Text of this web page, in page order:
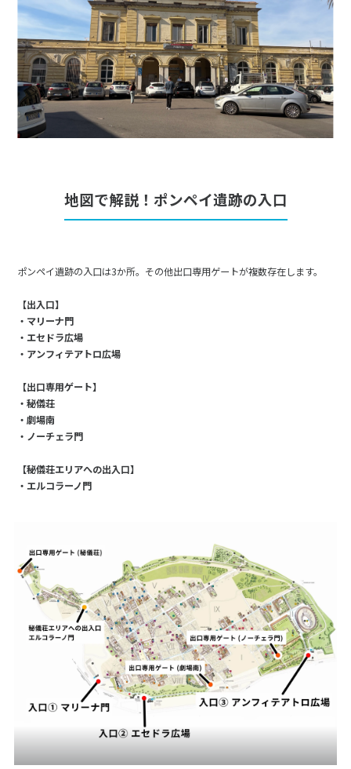
地図で解説！ポンペイ遺跡の入口
ポンペイ遺跡の入口は3か所。その他出口専用ゲートが複数存在します。
【出入口】
・マリーナ門
・エセドラ広場
・アンフィテアトロ広場
【出口専用ゲート】
・秘儀荘
・劇場南
・ノーチェラ門
【秘儀荘エリアへの出入口】
・エルコラーノ門